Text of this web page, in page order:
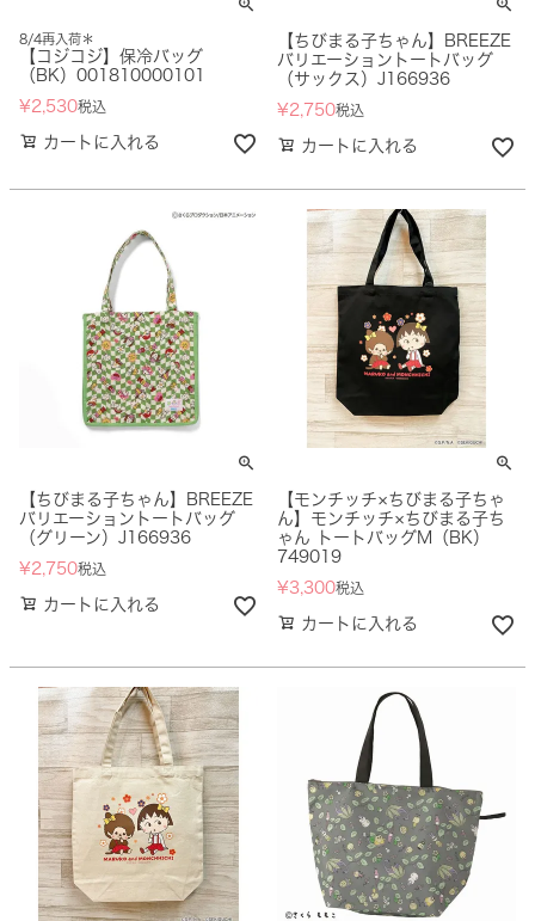
8/4再入荷＊
【コジコジ】保冷バッグ
（BK）001810000101
¥2,530税込
カートに入れる
【ちびまる子ちゃん】BREEZE
バリエーショントートバッグ
（サックス）J166936
¥2,750税込
カートに入れる
【ちびまる子ちゃん】BREEZE
バリエーショントートバッグ
（グリーン）J166936
¥2,750税込
カートに入れる
【モンチッチ×ちびまる子ちゃ
ん】モンチッチ×ちびまる子ち
ゃん トートバッグM（BK）
749019
¥3,300税込
カートに入れる